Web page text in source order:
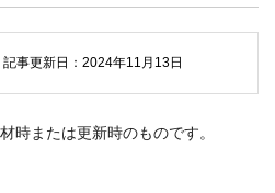
事更新日：2024年11月13日
時または更新時のものです。